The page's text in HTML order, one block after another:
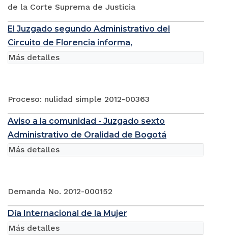
de la Corte Suprema de Justicia
El Juzgado segundo Administrativo del
Circuito de Florencia informa,
Proceso: nulidad simple 2012-00363
Más detalles
Aviso a la comunidad - Juzgado sexto
Administrativo de Oralidad de Bogotá
Demanda No. 2012-000152
Más detalles
Día Internacional de la Mujer
Más detalles